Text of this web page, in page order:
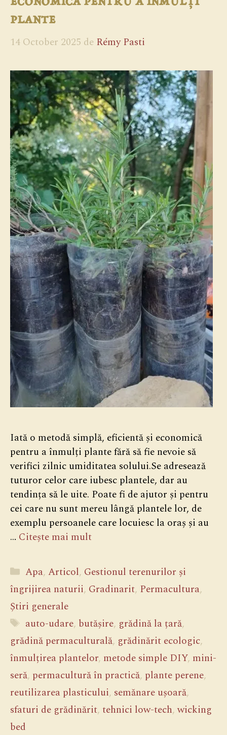
plante
14 October 2025 de Rémy Pasti
Iată o metodă simplă, eficientă și economică
pentru a înmulți plante fără să fie nevoie să
verifici zilnic umiditatea solului.Se adresează
tuturor celor care iubesc plantele, dar au
tendința să le uite. Poate fi de ajutor și pentru
cei care nu sunt mereu lângă plantele lor, de
exemplu persoanele care locuiesc la oraș și au
… Citește mai mult
Categorii
Apa,Articol, Gestionul terenurilor și
îngrijirea naturii, Gradinarit, Permacultura,
Știri generale
Etichete
auto-udare, butășire, grădină la țară,
grădină permaculturală, grădinărit ecologic,
înmulțirea plantelor, metode simple DIY, mini-
seră, permacultură în practică, plante perene,
reutilizarea plasticului, semănare ușoară,
sfaturi de grădinărit, tehnici low-tech,wicking
bed